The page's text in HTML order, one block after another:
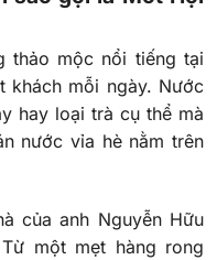
thảo mộc nổi tiếng tại
khách mỗi ngày. Nước
hay loại trà cụ thể mà
nước vỉa hè nằm trên
của anh Nguyễn Hữu
một mẹt hàng rong